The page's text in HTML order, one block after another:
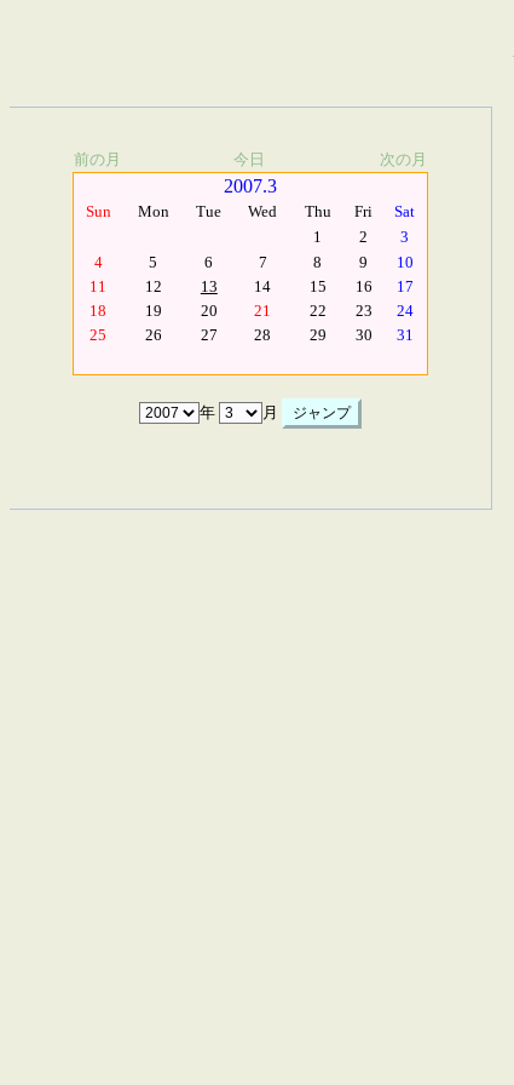
前の月 今日 次の月
2007.3
Sun Mon Tue Wed Thu Fri
Sat
1
2
3
4
5 6 7 8 9
10
11
12 13 14 15 16
17
18
19 20 21 22 23
24
25
26 27 28 29 30 31
年 月